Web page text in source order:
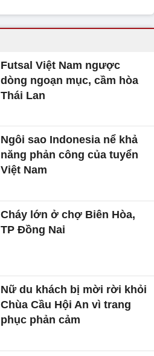
Futsal Việt Nam ngược
dòng ngoạn mục, cầm hòa
Thái Lan
Ngôi sao Indonesia nể khả
năng phản công của tuyển
Việt Nam
Cháy lớn ở chợ Biên Hòa,
TP Đồng Nai
Nữ du khách bị mời rời khỏi
Chùa Cầu Hội An vì trang
phục phản cảm